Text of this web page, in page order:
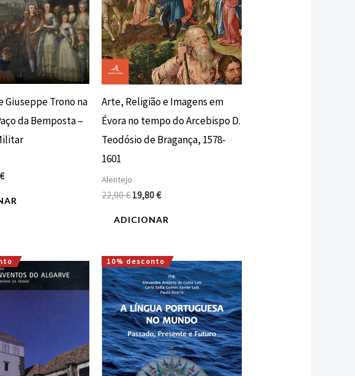
Giuseppe Trono na
da Bemposta –
€
Arte, Religião e Imagens em
Évora no tempo do Arcebispo D.
Teodósio de Bragança, 1578-
1601
Alentejo
22,00€19,80€
ADICIONAR
O
preço
atual
10% desconto
O
preço
original
era:
19,50 €.
O
preço
atual
é:
17,55 €.